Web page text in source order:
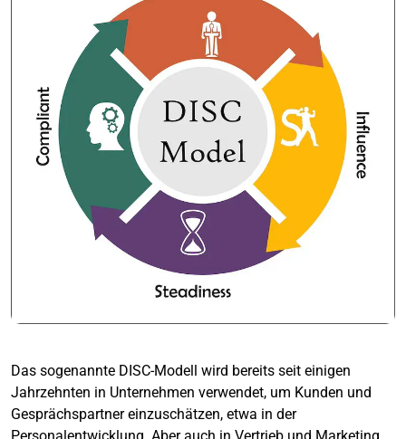
Das sogenannte DISC-Modell wird bereits seit einigen
Jahrzehnten in Unternehmen verwendet, um Kunden und
Gesprächspartner einzuschätzen, etwa in der